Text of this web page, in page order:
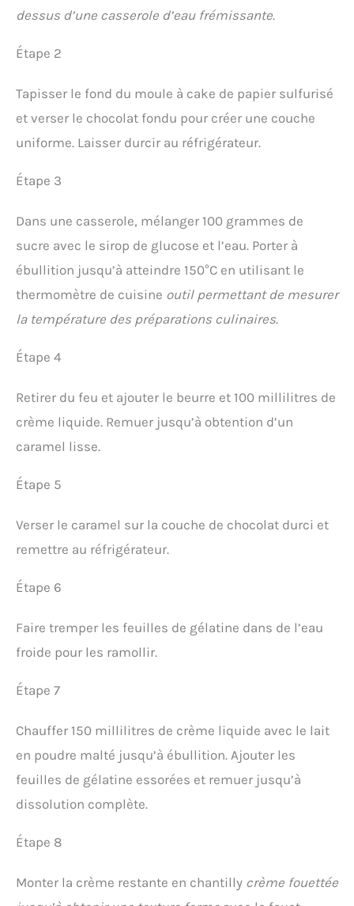
dessus d’une casserole d’eau frémissante.
Étape 2
Tapisser le fond du moule à cake de papier sulfurisé
et verser le chocolat fondu pour créer une couche
uniforme. Laisser durcir au réfrigérateur.
Étape 3
Dans une casserole, mélanger 100 grammes de
sucre avec le sirop de glucose et l’eau. Porter à
ébullition jusqu’à atteindre 150°C en utilisant le
thermomètre de cuisine outil permettant de mesurer
la température des préparations culinaires.
Étape 4
Retirer du feu et ajouter le beurre et 100 millilitres de
crème liquide. Remuer jusqu’à obtention d’un
caramel lisse.
Étape 5
Verser le caramel sur la couche de chocolat durci et
remettre au réfrigérateur.
Étape 6
Faire tremper les feuilles de gélatine dans de l’eau
froide pour les ramollir.
Étape 7
Chauffer 150 millilitres de crème liquide avec le lait
en poudre malté jusqu’à ébullition. Ajouter les
feuilles de gélatine essorées et remuer jusqu’à
dissolution complète.
Étape 8
Monter la crème restante en chantilly crème fouettée